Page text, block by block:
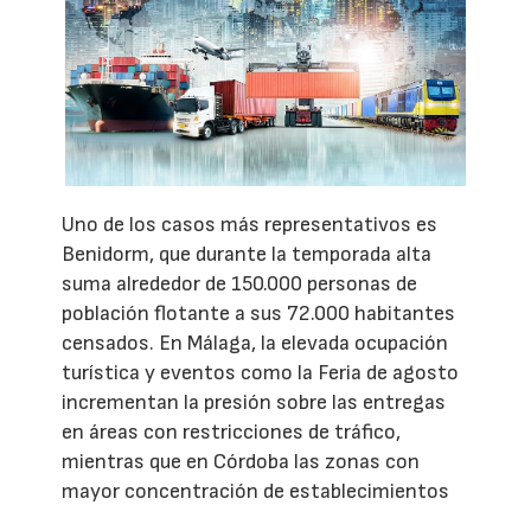
Uno de los casos más representativos es
Benidorm, que durante la temporada alta
suma alrededor de 150.000 personas de
población flotante a sus 72.000 habitantes
censados. En Málaga, la elevada ocupación
turística y eventos como la Feria de agosto
incrementan la presión sobre las entregas
en áreas con restricciones de tráfico,
mientras que en Córdoba las zonas con
mayor concentración de establecimientos